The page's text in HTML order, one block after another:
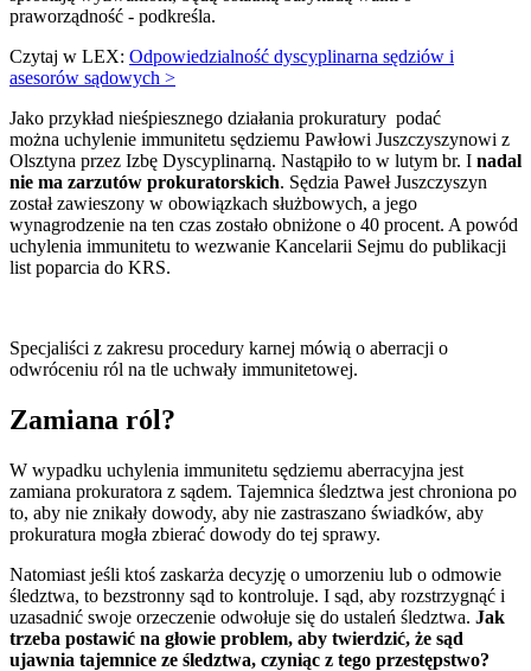
praworządność - podkreśla.
Czytaj w LEX: Odpowiedzialność dyscyplinarna sędziów i
asesorów sądowych >
Jako przykład nieśpiesznego działania prokuratury podać
można uchylenie immunitetu sędziemu Pawłowi Juszczyszynowi z
Olsztyna przez Izbę Dyscyplinarną. Nastąpiło to w lutym br. I nadal
nie ma zarzutów prokuratorskich. Sędzia Paweł Juszczyszyn
został zawieszony w obowiązkach służbowych, a jego
wynagrodzenie na ten czas zostało obniżone o 40 procent. A powód
uchylenia immunitetu to wezwanie Kancelarii Sejmu do publikacji
list poparcia do KRS.
Specjaliści z zakresu procedury karnej mówią o aberracji o
odwróceniu ról na tle uchwały immunitetowej.
Zamiana ról?
W wypadku uchylenia immunitetu sędziemu aberracyjna jest
zamiana prokuratora z sądem. Tajemnica śledztwa jest chroniona po
to, aby nie znikały dowody, aby nie zastraszano świadków, aby
prokuratura mogła zbierać dowody do tej sprawy.
Natomiast jeśli ktoś zaskarża decyzję o umorzeniu lub o odmowie
śledztwa, to bezstronny sąd to kontroluje. I sąd, aby rozstrzygnąć i
uzasadnić swoje orzeczenie odwołuje się do ustaleń śledztwa. Jak
trzeba postawić na głowie problem, aby twierdzić, że sąd
ujawnia tajemnice ze śledztwa, czyniąc z tego przestępstwo?